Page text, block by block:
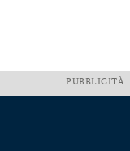
PUBBLICITÀ